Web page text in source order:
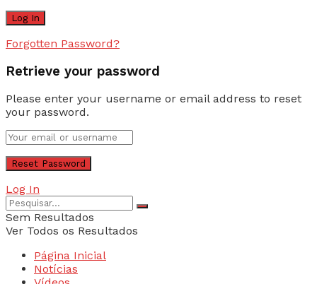
Forgotten Password?
Retrieve your password
Please enter your username or email address to reset
your password.
Log In
Sem Resultados
Ver Todos os Resultados
Página Inicial
Notícias